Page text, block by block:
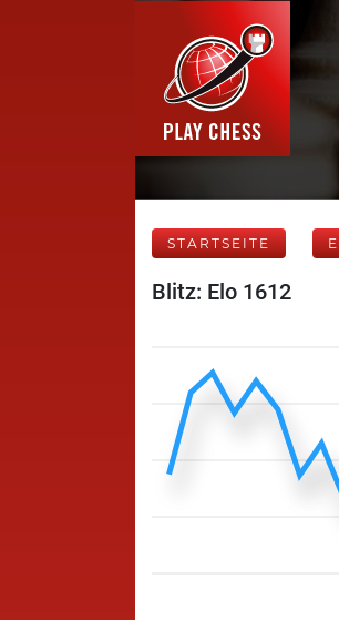
STARTSEITE
Blitz: Elo 1612